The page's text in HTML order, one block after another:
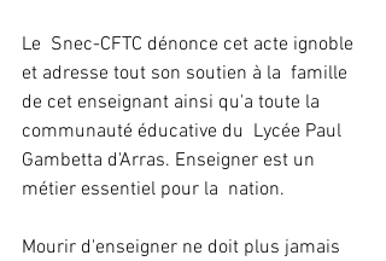
Le  Snec-CFTC dénonce cet acte ignoble
et adresse tout son soutien à la  famille
de cet enseignant ainsi qu'a toute la
communauté éducative du  Lycée Paul
Gambetta d'Arras. Enseigner est un
métier essentiel pour la  nation.
Mourir d'enseigner ne doit plus jamais